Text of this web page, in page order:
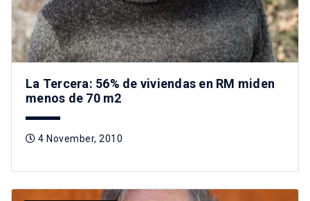
La Tercera: 56% de viviendas en RM miden
menos de 70 m2
4 November, 2010